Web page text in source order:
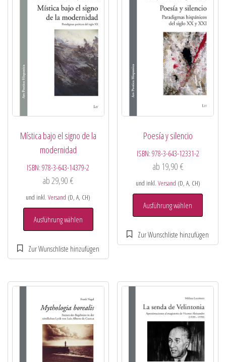
Mística bajo el signo de la
modernidad
ISBN:978-3-643-14379-2
ab29,90€
und inkl.Versand (D, A, CH)
Ausführung wählen
Poesía y silencio
ISBN: 978-3-643-12331-2
ab 19,90 €
und inkl. Versand (D, A, CH)
Ausführung wählen